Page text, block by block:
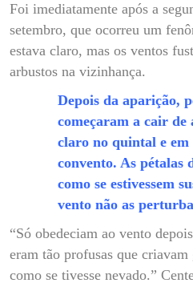
Foi imediatamente após a
setembro, que ocorreu um
estava claro, mas os ventos
arbustos na vizinhança.
Depois da aparição,
começaram a cair de
claro no quintal e
convento. As pétalas
como se estivessem
vento não as
“Só obedeciam ao vento
eram tão profusas que criavam
como se tivesse nevado.”